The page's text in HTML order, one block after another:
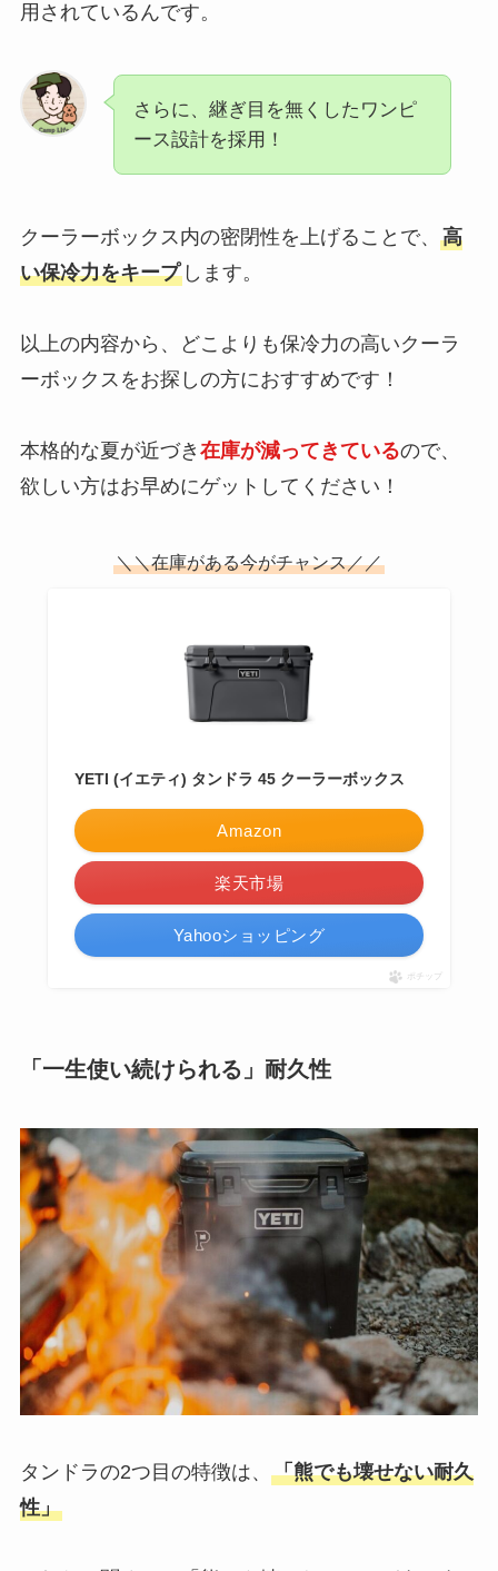
用されているんです。
さらに、継ぎ目を無くしたワンピ
ース設計を採用！
クーラーボックス内の密閉性を上げることで、 高
い保冷力をキープします。
以上の内容から、どこよりも保冷力の高いクーラ
ーボックスをお探しの方におすすめです！
本格的な夏が近づき 在庫が減ってきているので、
欲しい方はお早めにゲットしてください！
＼＼在庫がある今がチャンス／／
YETI (イエティ) タンドラ 45 クーラーボックス
Amazon
楽天市場
Yahooショッピング
ポチップ
「一生使い続けられる」耐久性
タンドラの2つ目の特徴は、 「熊でも壊せない耐久
性」